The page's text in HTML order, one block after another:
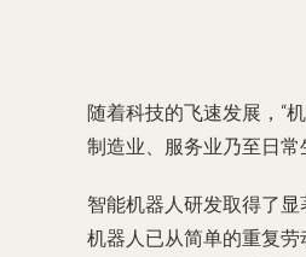
随着科技的飞速发展，“
制造业、服务业乃至日
智能机器人研发取得了
机器人已从简单的重复